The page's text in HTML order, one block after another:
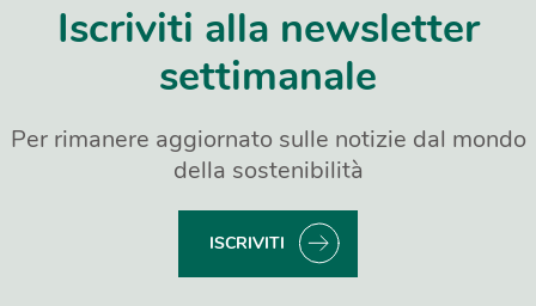
Iscriviti alla newsletter
settimanale
Per rimanere aggiornato sulle notizie dal mondo
della sostenibilità
ISCRIVITI